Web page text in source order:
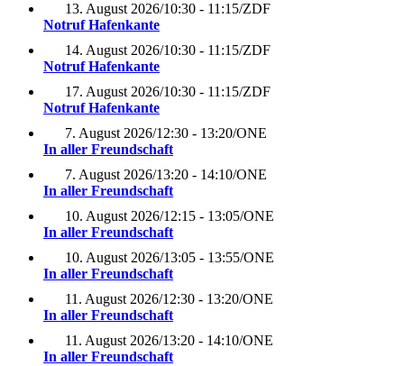
13. August 2026/10:30 - 11:15/ZDF
Notruf Hafenkante
14. August 2026/10:30 - 11:15/ZDF
Notruf Hafenkante
17. August 2026/10:30 - 11:15/ZDF
Notruf Hafenkante
7. August 2026/12:30 - 13:20/ONE
In aller Freundschaft
7. August 2026/13:20 - 14:10/ONE
In aller Freundschaft
10. August 2026/12:15 - 13:05/ONE
In aller Freundschaft
10. August 2026/13:05 - 13:55/ONE
In aller Freundschaft
11. August 2026/12:30 - 13:20/ONE
In aller Freundschaft
11. August 2026/13:20 - 14:10/ONE
In aller Freundschaft